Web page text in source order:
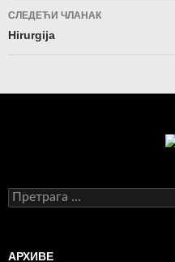
СЛЕДЕЋИ ЧЛАНАК
Hirurgija
Претрага
за:
АРХИВЕ